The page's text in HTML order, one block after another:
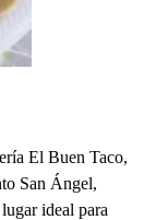
El Buen Taco,
San Ángel,
ideal para